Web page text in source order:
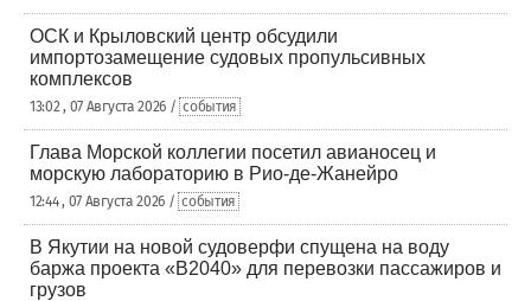
ОСК и Крыловский центр обсудили
импортозамещение судовых пропульсивных
комплексов
13:02 , 07 Августа 2026 / события
Глава Морской коллегии посетил авианосец и
морскую лабораторию в Рио-де-Жанейро
12:44 , 07 Августа 2026 / события
В Якутии на новой судоверфи спущена на воду
баржа проекта «В2040» для перевозки пассажиров и
грузов